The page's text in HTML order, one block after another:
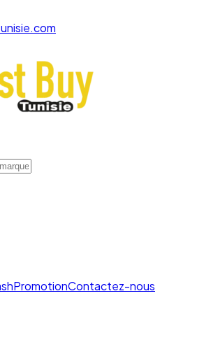
PromotionContactez-nous